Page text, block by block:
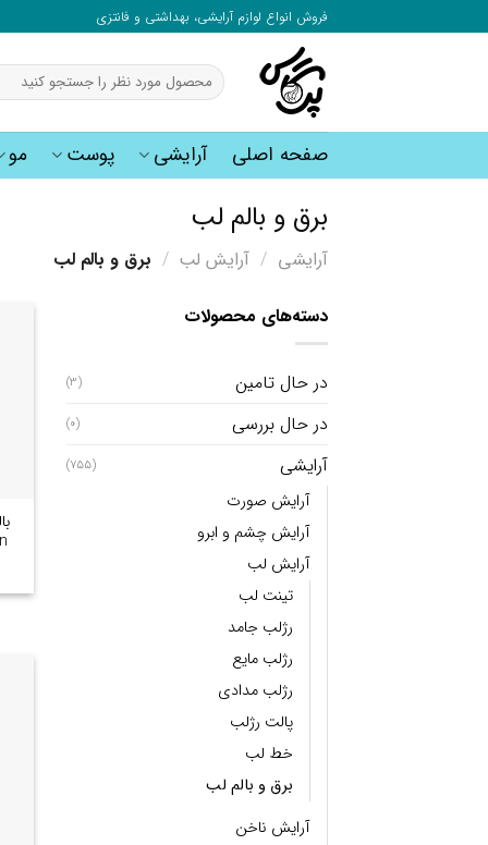
محتوا
فروش انواع لوازم آرایشی، بهداشتی و فانتزی
جستجو
برای:
صفحه اصلی آرایشی پوست مو
برق و بالم لب
آرایشی / آرایش لب / برق و بالم لب
دسته‌های محصولات
در حال تامین (3)
در حال بررسی (0)
آرایشی (755)
آرایش صورت
آرایش چشم و ابرو
آرایش لب
تینت لب
رژلب جامد
رژلب مایع
رژلب مدادی
پالت رژلب
خط لب
برق و بالم لب
آرایش ناخن